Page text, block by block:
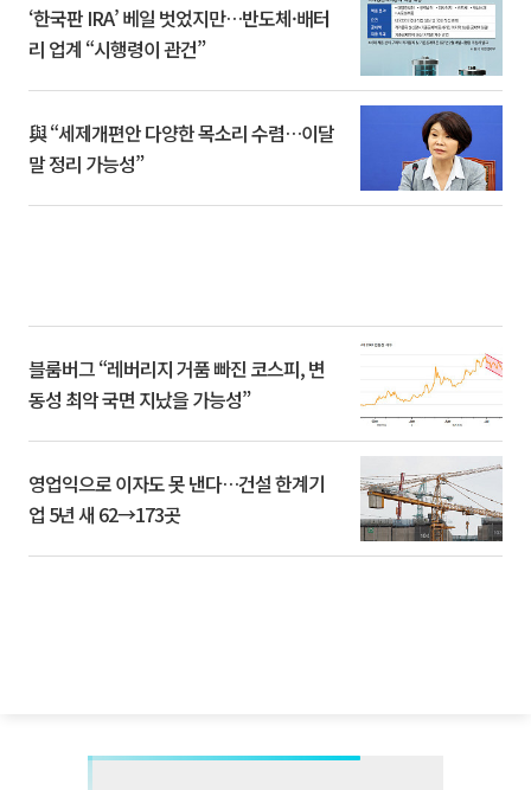
‘한국판 IRA’ 베일 벗었지만…반도체·배터
리 업계 “시행령이 관건”
與 “세제개편안 다양한 목소리 수렴…이달
말 정리 가능성”
블룸버그 “레버리지 거품 빠진 코스피, 변
동성 최악 국면 지났을 가능성”
영업익으로 이자도 못 낸다…건설 한계기
업 5년 새 62→173곳